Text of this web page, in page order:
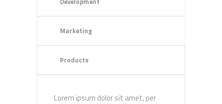
Marketing
Products
Lorem ipsum dolor sit amet, per